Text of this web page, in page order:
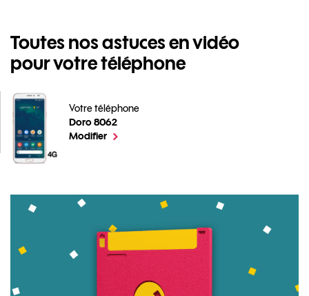
Toutes nos astuces en vidéo
pour votre téléphone
Votre téléphone
Doro 8062
Toutes nos astuces en vidéo pour votre téléphone
Modifierle téléphone sélectionné